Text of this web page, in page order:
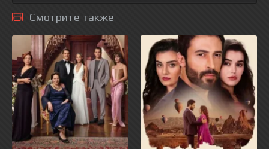
Смотрите также